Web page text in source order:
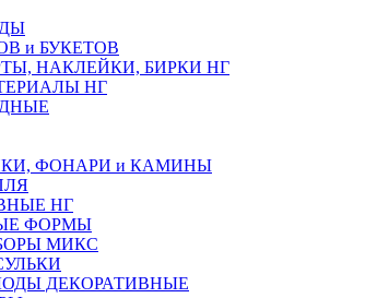
и БУКЕТОВ
НАКЛЕЙКИ, БИРКИ НГ
НГ
ФОНАРИ и КАМИНЫ
НГ
ФОРМЫ
МИКС
ДЕКОРАТИВНЫЕ